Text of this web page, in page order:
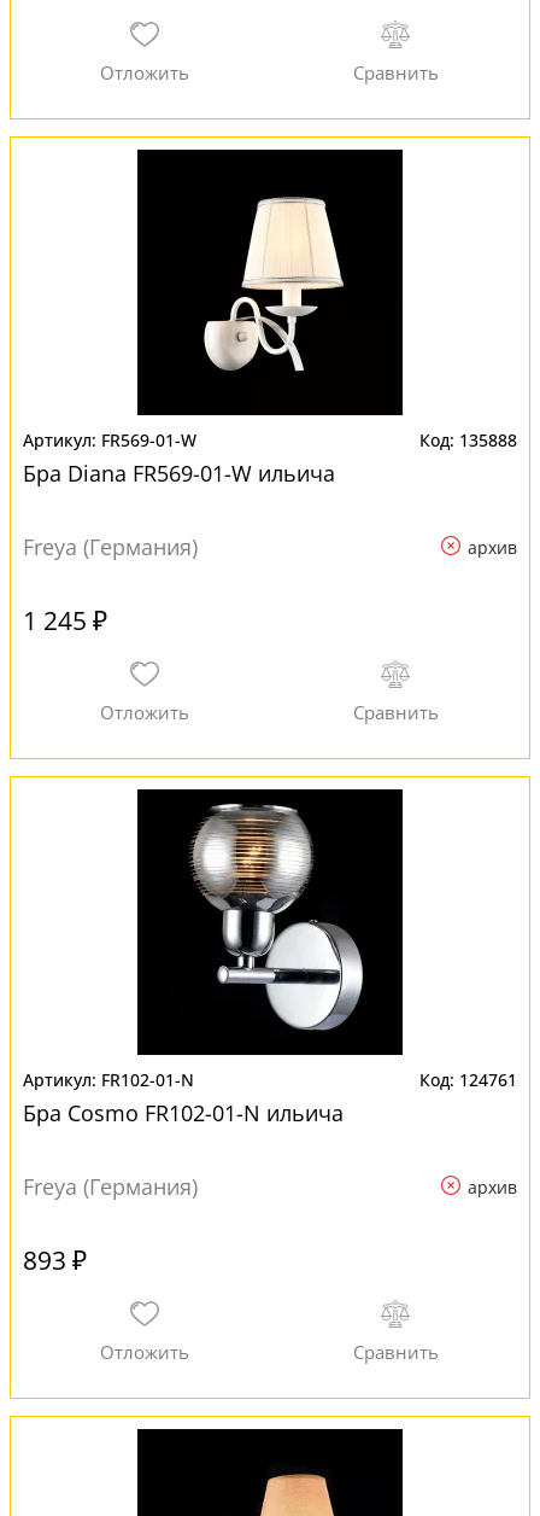
FR569-01-W 135888
Бра Diana FR569-01-W ильича
Freya (Германия) архив
1 245 ₽
FR102-01-N 124761
Бра Cosmo FR102-01-N ильича
Freya (Германия) архив
893 ₽